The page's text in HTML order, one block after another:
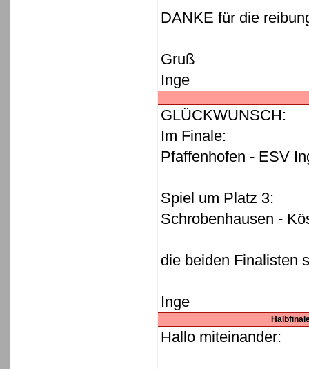
DANKE für die
Gruß
Inge
GLÜCKWUNSCH:
Im Finale:
Pfaffenhofen - ESV
Spiel um Platz 3:
Schrobenhausen -
die beiden Finalisten
Inge
Hallo miteinander: